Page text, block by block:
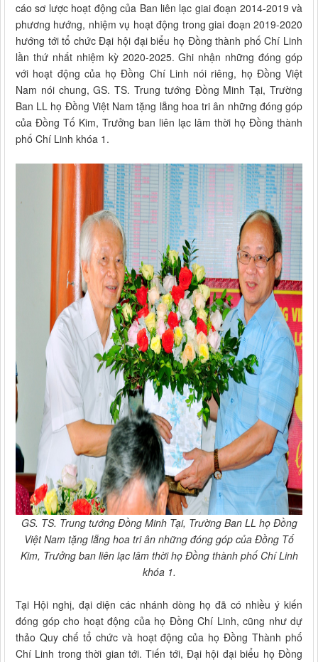
cáo sơ lược hoạt động của Ban liên lạc giai đoạn 2014-2019 và
phương hướng, nhiệm vụ hoạt động trong giai đoạn 2019-2020
hướng tới tổ chức Đại hội đại biểu họ Đồng thành phố Chí Linh
lần thứ nhất nhiệm kỳ 2020-2025. Ghi nhận những đóng góp
với hoạt động của họ Đồng Chí Linh nói riêng, họ Đồng Việt
Nam nói chung, GS. TS. Trung tướng Đồng Minh Tại, Trường
Ban LL họ Đồng Việt Nam tặng lẵng hoa tri ân những đóng góp
của Đồng Tố Kim, Trưởng ban liên lạc lâm thời họ Đồng thành
phố Chí Linh khóa 1.
GS. TS. Trung tướng Đồng Minh Tại, Trường Ban LL họ Đồng
Việt Nam tặng lẵng hoa tri ân những đóng góp của Đồng Tố
Kim, Trưởng ban liên lạc lâm thời họ Đồng thành phố Chí Linh
khóa 1.
Tại Hội nghị, đại diện các nhánh dòng họ đã có nhiều ý kiến
đóng góp cho hoạt động của họ Đồng Chí Linh, cũng như dự
thảo Quy chế tổ chức và hoạt động của họ Đồng Thành phố
Chí Linh trong thời gian tới. Tiến tới, Đại hội đại biểu họ Đồng